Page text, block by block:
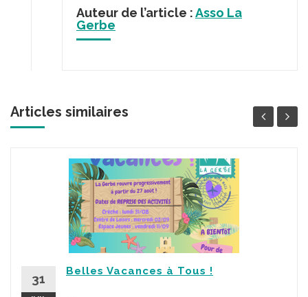
Auteur de l’article :Asso La
Gerbe
Articles similaires
31
Belles Vacances à Tous !